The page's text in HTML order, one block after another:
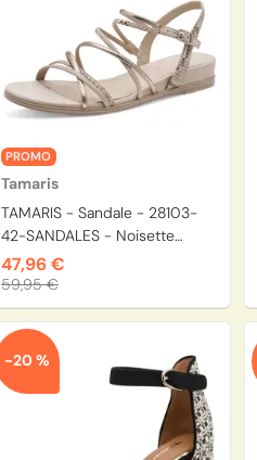
PROMO
Tamaris
TAMARIS - Sandale - 28103-
42-SANDALES - Noisette
combiné
47,96 €
59,95 €
-20 %